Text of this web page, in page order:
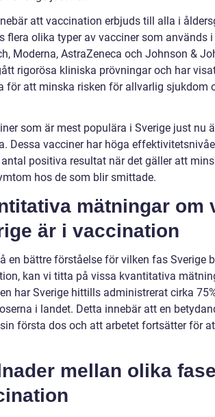
att vaccination erbjuds till alla i
flera olika typer av vacciner som används
Moderna, AstraZeneca och Johnson &
rigorösa kliniska prövningar och har
för att minska risken för allvarlig sjukdom
som är mest populära i Sverige just nu
Dessa vacciner har höga
positiva resultat när det gäller att
hos de som blir smittade.
mätningar om
är i vaccination
en bättre förståelse för vilken fas Sverige
kan vi titta på vissa kvantitativa
har Sverige hittills administrerat cirka
i landet. Detta innebär att en
första dos och att arbetet fortsätter för
mellan olika